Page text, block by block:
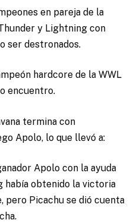
en pareja de la
y Lightning con
ser destronados.
hardcore de la WWL
encuentro.
termina con
Apolo, lo que llevó a:
Apolo con la ayuda
había obtenido la victoria
pero Picachu se dió cuenta